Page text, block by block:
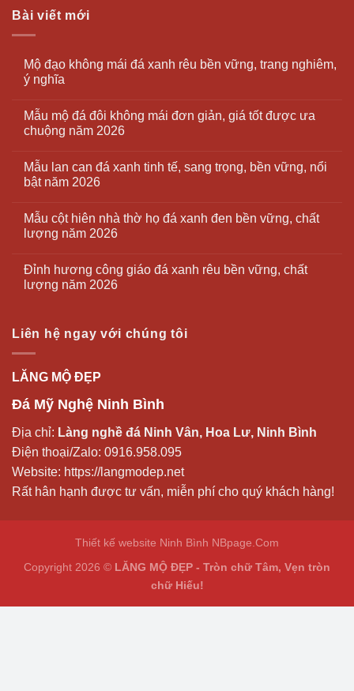
Bài viết mới
Mộ đạo không mái đá xanh rêu bền vững, trang nghiêm,
ý nghĩa
Mẫu mộ đá đôi không mái đơn giản, giá tốt được ưa
chuộng năm 2026
Mẫu lan can đá xanh tinh tế, sang trọng, bền vững, nổi
bật năm 2026
Mẫu cột hiên nhà thờ họ đá xanh đen bền vững, chất
lượng năm 2026
Đỉnh hương công giáo đá xanh rêu bền vững, chất
lượng năm 2026
Liên hệ ngay với chúng tôi
LĂNG MỘ ĐẸP
Đá Mỹ Nghệ Ninh Bình
Địa chỉ: Làng nghề đá Ninh Vân, Hoa Lư, Ninh Bình
Điện thoại/Zalo: 0916.958.095
Website: https://langmodep.net
Rất hân hạnh được tư vấn, miễn phí cho quý khách hàng!
Thiết kế website Ninh Bình NBpage.Com
Copyright 2026 © LĂNG MỘ ĐẸP - Tròn chữ Tâm, Vẹn tròn
chữ Hiếu!